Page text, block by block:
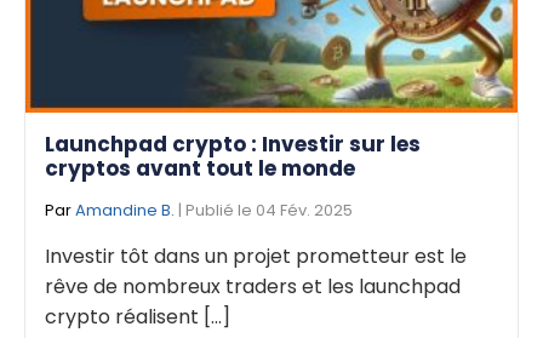
Launchpad crypto : Investir sur les
cryptos avant tout le monde
ParAmandine B. | Publié le 04 Fév. 2025
Investir tôt dans un projet prometteur est le
rêve de nombreux traders et les launchpad
crypto réalisent [...]